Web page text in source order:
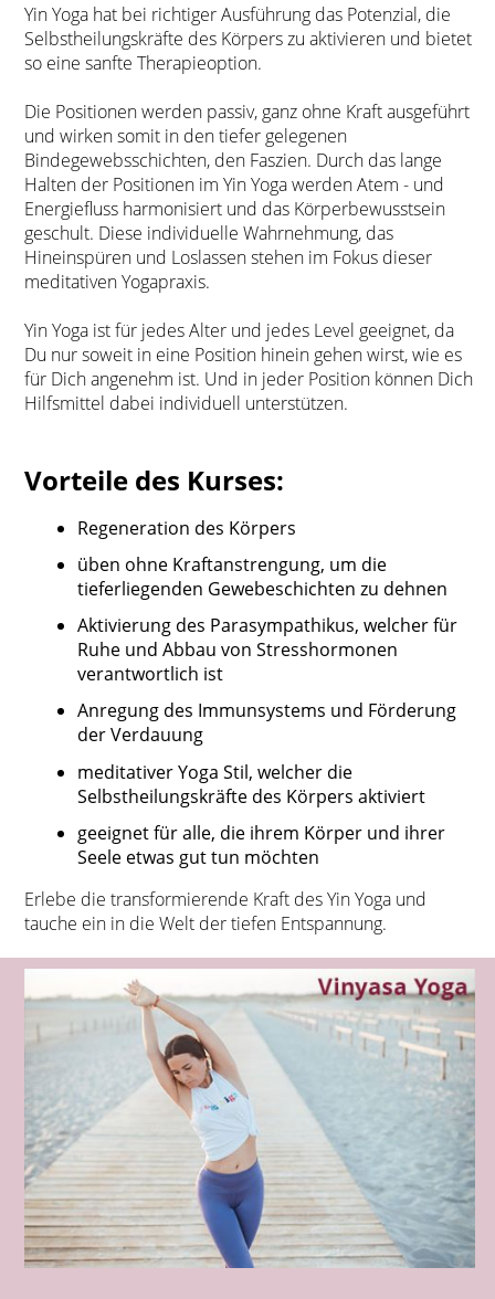
Yin Yoga hat bei richtiger Ausführung das Potenzial, die
Selbstheilungskräfte des Körpers zu aktivieren und bietet
so eine sanfte Therapieoption.
Die Positionen werden passiv, ganz ohne Kraft ausgeführt
und wirken somit in den tiefer gelegenen
Bindegewebsschichten, den Faszien. Durch das lange
Halten der Positionen im Yin Yoga werden Atem - und
Energiefluss harmonisiert und das Körperbewusstsein
geschult. Diese individuelle Wahrnehmung, das
Hineinspüren und Loslassen stehen im Fokus dieser
meditativen Yogapraxis.
Yin Yoga ist für jedes Alter und jedes Level geeignet, da
Du nur soweit in eine Position hinein gehen wirst, wie es
für Dich angenehm ist. Und in jeder Position können Dich
Hilfsmittel dabei individuell unterstützen.
Vorteile des Kurses:
Regeneration des Körpers
üben ohne Kraftanstrengung, um die
tieferliegenden Gewebeschichten zu dehnen
Aktivierung des Parasympathikus, welcher für
Ruhe und Abbau von Stresshormonen
verantwortlich ist
Anregung des Immunsystems und Förderung
der Verdauung
meditativer Yoga Stil, welcher die
Selbstheilungskräfte des Körpers aktiviert
geeignet für alle, die ihrem Körper und ihrer
Seele etwas gut tun möchten
Erlebe die transformierende Kraft des Yin Yoga und
tauche ein in die Welt der tiefen Entspannung.